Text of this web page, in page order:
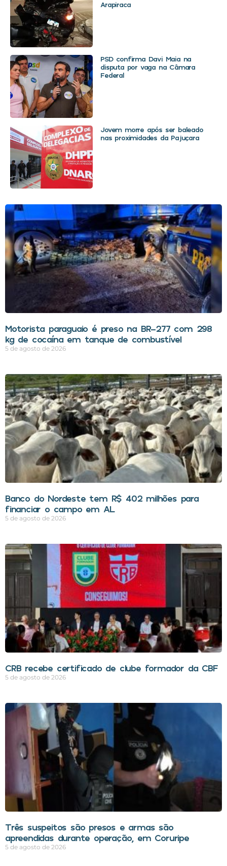
Arapiraca
PSD confirma Davi Maia na
disputa por vaga na Câmara
Federal
Jovem morre após ser baleado
nas proximidades da Pajuçara
Motorista paraguaio é preso na BR-277 com 298
kg de cocaína em tanque de combustível
5 de agosto de 2026
Banco do Nordeste tem R$ 402 milhões para
financiar o campo em AL
5 de agosto de 2026
CRB recebe certificado de clube formador da CBF
5 de agosto de 2026
Três suspeitos são presos e armas são
apreendidas durante operação, em Coruripe
5 de agosto de 2026